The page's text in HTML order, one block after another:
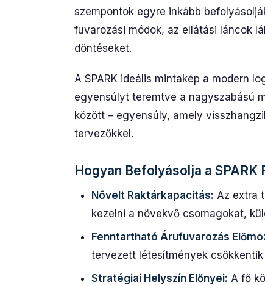
szempontok egyre inkább
fuvarozási módok, az ellátási láncok
döntéseket.
A SPARK ideális mintakép a modern
egyensúlyt teremtve a nagyszabású
között – egyensúly, amely
tervezőkkel.
Hogyan Befolyásolja a
Növelt Raktárkapacitás: Az extra
kezelni a növekvő csomagokat,
Fenntartható Árufuvarozás
tervezett létesítmények
Stratégiai Helyszín Előnyei: A fő